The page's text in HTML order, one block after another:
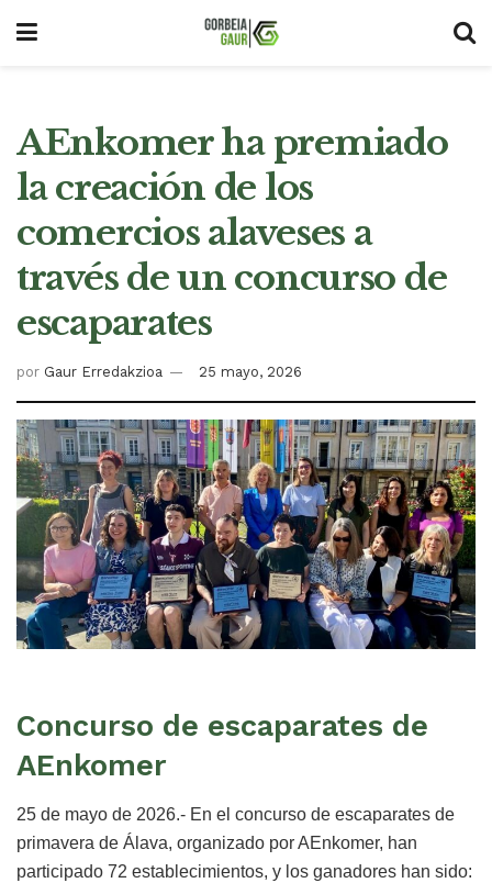
AEnkomer ha premiado
la creación de los
comercios alaveses a
través de un concurso de
escaparates
por Gaur Erredakzioa 25 mayo, 2026
Concurso de escaparates de
AEnkomer
25 de mayo de 2026.- En el concurso de escaparates de
primavera de Álava, organizado por AEnkomer, han
participado 72 establecimientos, y los ganadores han sido: